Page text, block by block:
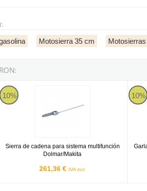
Motosierra 35 cm
cv - Motor Gasolina
10%
Sierra de cadena para sistema multifunción
Dolmar/Makita
261,36 € IVA incl.
Sierra de cadena para sistema multifunción
10%